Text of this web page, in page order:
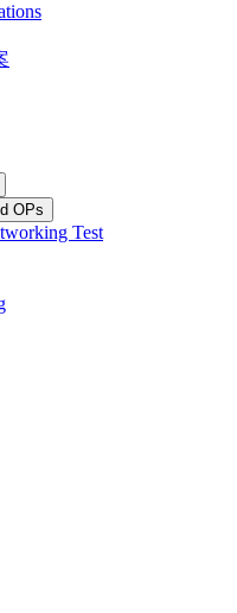
OPs
Test